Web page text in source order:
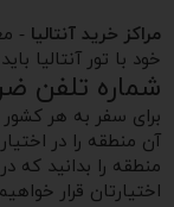
مراکز خرید آنتالیا -
خود با تور آنتالیا
شماره تلفن
برای سفر به هر
آن منطقه را در
منطقه را بدانید که
اختیارتان قرار